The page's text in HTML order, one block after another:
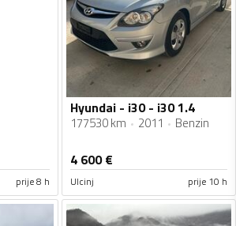
prije 8 h
Hyundai - i30 - i30 1.4
177530 km 2011 Benzin
4 600€
Ulcinj prije 10 h